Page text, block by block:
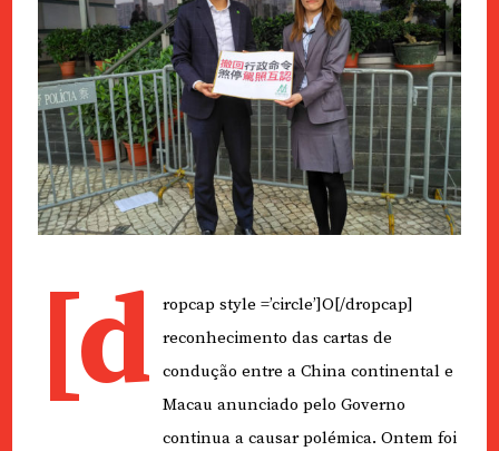
[d
ropcap style =’circle’]O[/dropcap]
reconhecimento das cartas de
condução entre a China continental e
Macau anunciado pelo Governo
continua a causar polémica. Ontem foi